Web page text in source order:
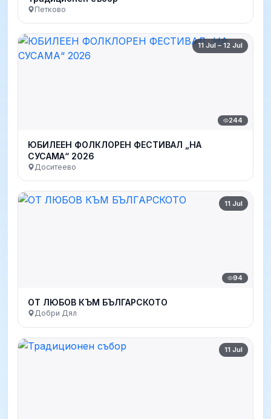
Петково
11 Jul – 12 Jul
244
ЮБИЛЕЕН ФОЛКЛОРЕН ФЕСТИВАЛ „НА
СУСАМА“ 2026
Доситеево
11 Jul
94
ОТ ЛЮБОВ КЪМ БЪЛГАРСКОТО
Добри Дял
11 Jul